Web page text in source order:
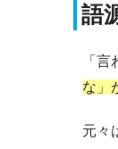
語
「
な」
元々